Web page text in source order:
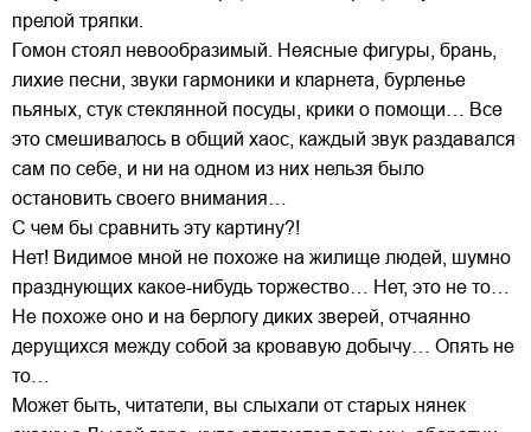
прелой тряпки.
Гомон стоял невообразимый. Неясные фигуры, брань,
лихие песни, звуки гармоники и кларнета, бурленье
пьяных, стук стеклянной посуды, крики о помощи… Все
это смешивалось в общий хаос, каждый звук раздавался
сам по себе, и ни на одном из них нельзя было
остановить своего внимания…
С чем бы сравнить эту картину?!
Нет! Видимое мной не похоже на жилище людей, шумно
празднующих какое-нибудь торжество… Нет, это не то…
Не похоже оно и на берлогу диких зверей, отчаянно
дерущихся между собой за кровавую добычу… Опять не
то…
Может быть, читатели, вы слыхали от старых нянек